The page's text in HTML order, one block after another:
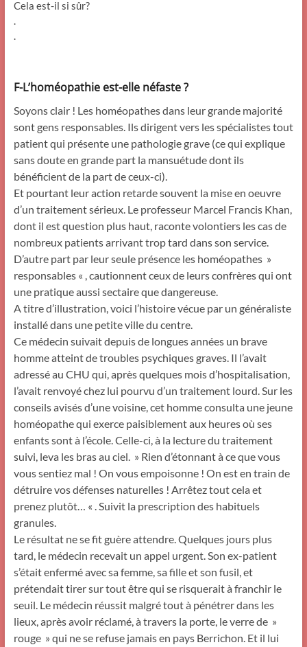
Cela est-il si sûr?
.
.
F-L’homéopathie est-elle néfaste ?
Soyons clair ! Les homéopathes dans leur grande majorité
sont gens responsables. Ils dirigent vers les spécialistes tout
patient qui présente une pathologie grave (ce qui explique
sans doute en grande part la mansuétude dont ils
bénéficient de la part de ceux-ci).
Et pourtant leur action retarde souvent la mise en oeuvre
d’un traitement sérieux. Le professeur Marcel Francis Khan,
dont il est question plus haut, raconte volontiers les cas de
nombreux patients arrivant trop tard dans son service.
D’autre part par leur seule présence les homéopathes »
responsables « , cautionnent ceux de leurs confrères qui ont
une pratique aussi sectaire que dangereuse.
A titre d’illustration, voici l’histoire vécue par un généraliste
installé dans une petite ville du centre.
Ce médecin suivait depuis de longues années un brave
homme atteint de troubles psychiques graves. Il l’avait
adressé au CHU qui, après quelques mois d’hospitalisation,
l’avait renvoyé chez lui pourvu d’un traitement lourd. Sur les
conseils avisés d’une voisine, cet homme consulta une jeune
homéopathe qui exerce paisiblement aux heures où ses
enfants sont à l’école. Celle-ci, à la lecture du traitement
suivi, leva les bras au ciel. » Rien d’étonnant à ce que vous
vous sentiez mal ! On vous empoisonne ! On est en train de
détruire vos défenses naturelles ! Arrêtez tout cela et
prenez plutôt… « . Suivit la prescription des habituels
granules.
Le résultat ne se fit guère attendre. Quelques jours plus
tard, le médecin recevait un appel urgent. Son ex-patient
s’était enfermé avec sa femme, sa fille et son fusil, et
prétendait tirer sur tout être qui se risquerait à franchir le
seuil. Le médecin réussit malgré tout à pénétrer dans les
lieux, après avoir réclamé, à travers la porte, le verre de »
rouge » qui ne se refuse jamais en pays Berrichon. Et il lui